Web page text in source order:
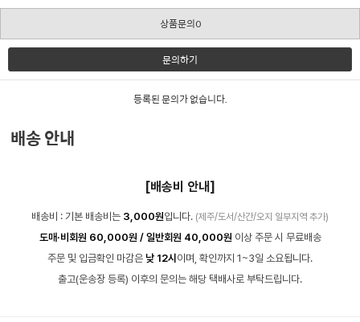
상품문의0
문의하기
등록된 문의가 없습니다.
배송 안내
[배송비 안내]
배송비 : 기본 배송비는 3,000원입니다. (제주/도서/산간/오지 일부지역 추가)
도매·비회원 60,000원 / 일반회원 40,000원 이상 주문 시 무료배송
주문 및 입금확인 마감은 낮 12시 이며, 확인까지 1~3일 소요됩니다.
출고(운송장 등록) 이후의 문의는 해당 택배사로 부탁드립니다.